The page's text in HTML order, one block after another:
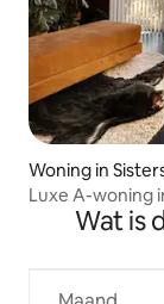
Woning in
Luxe A-woning
Wat is